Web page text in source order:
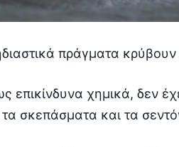
πράγματα
χημικά, δεν
σκεπάσματα και τα